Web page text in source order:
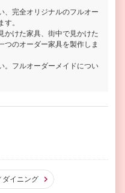
、完全オリジナルのフルオー
。
かけた家具、街中で見かけた
つのオーダー家具を製作しま
。フルオーダーメイドについ
ダイニング